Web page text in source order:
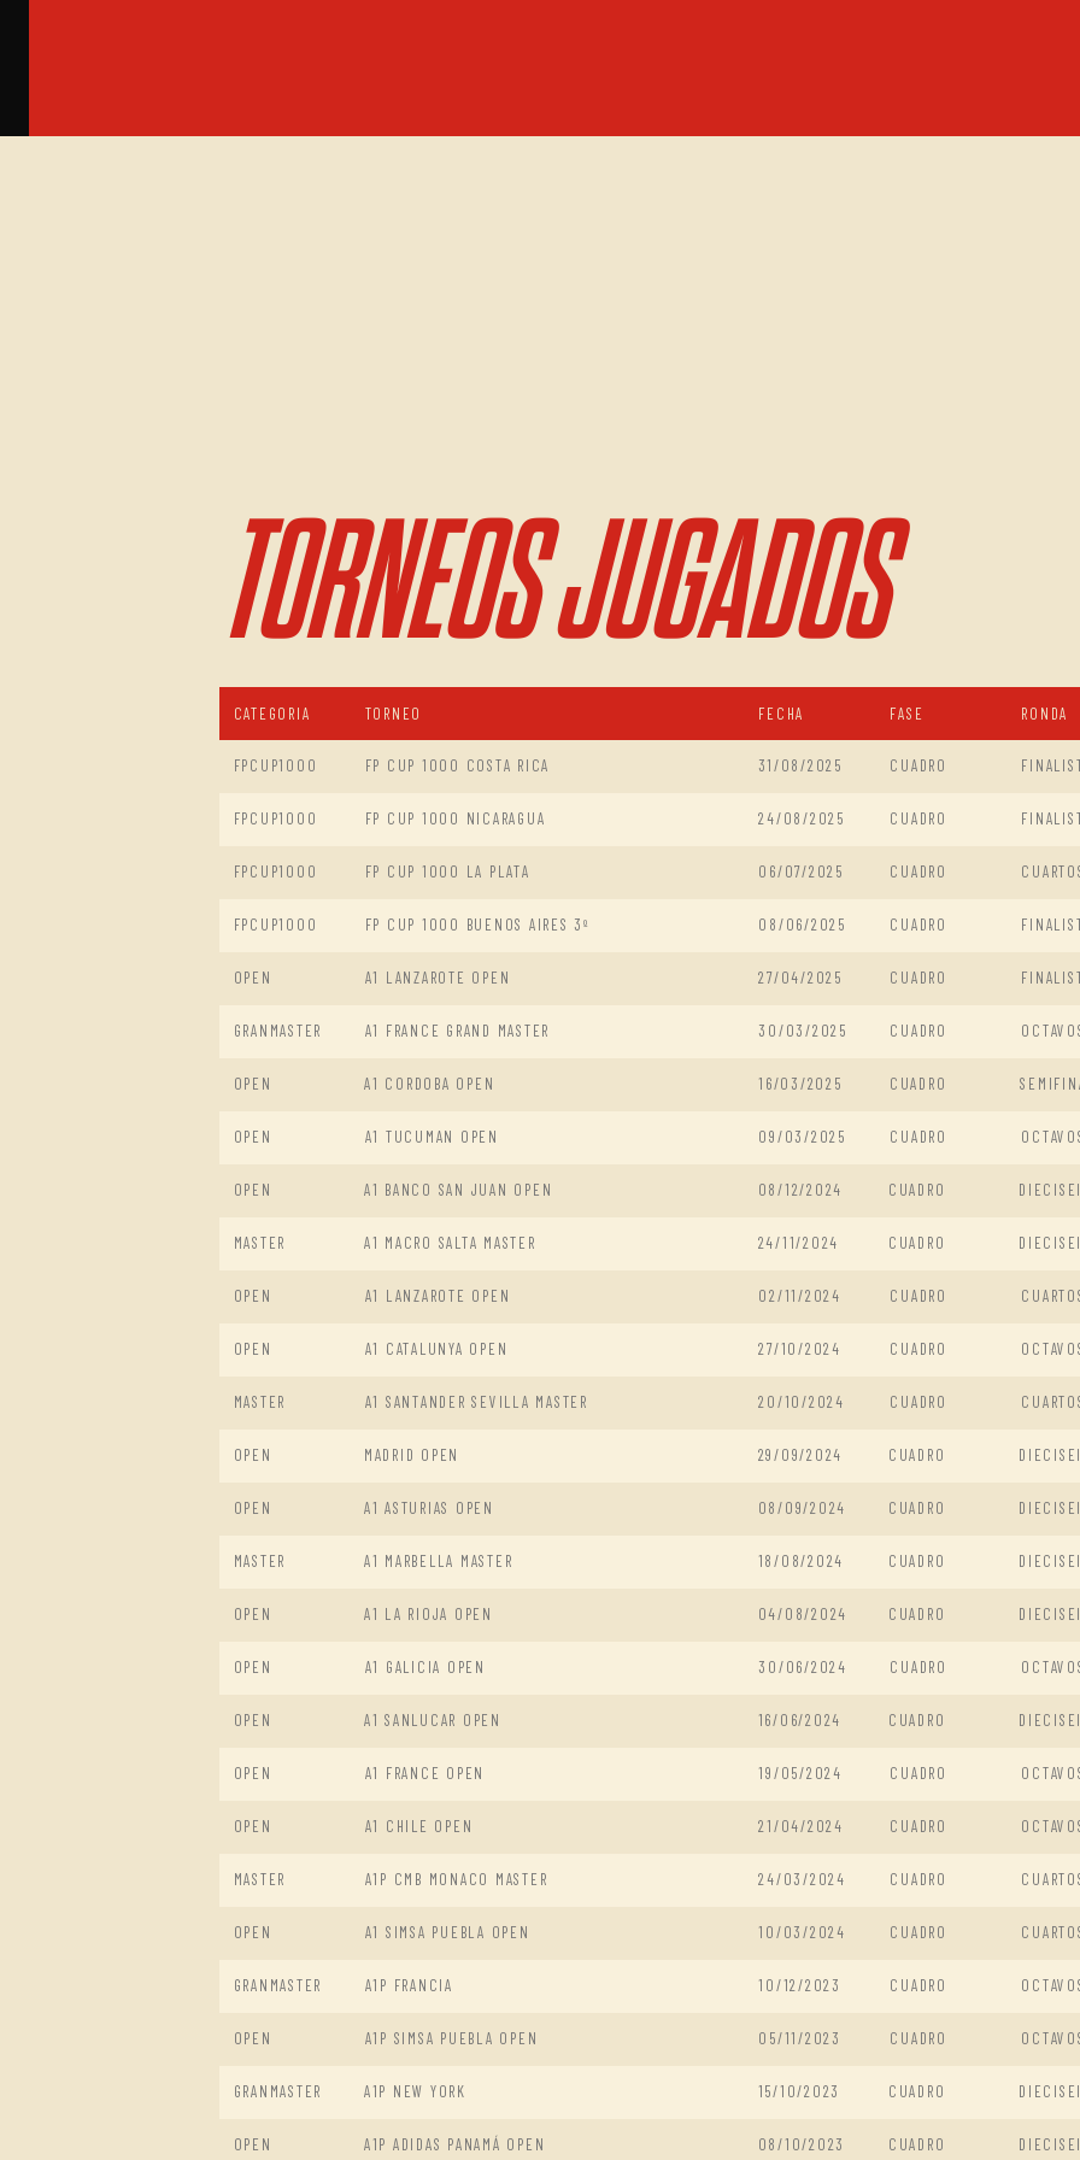
TORNEOS JUGADOS
CATEGORIA TORNEO FECHA FASE RONDA
FPCUP1000 FP CUP 1000 COSTA RICA 31/08/2025 CUADRO
FPCUP1000 FP CUP 1000 NICARAGUA 24/08/2025 CUADRO
FPCUP1000 FP CUP 1000 LA PLATA 06/07/2025 CUADRO
FPCUP1000 FP CUP 1000 BUENOS AIRES 3º 08/06/2025 CUADRO
OPEN A1 LANZAROTE OPEN 27/04/2025 CUADRO
GRANMASTER A1 FRANCE GRAND MASTER 30/03/2025 CUADRO
OPEN A1 CORDOBA OPEN 16/03/2025 CUADRO
OPEN A1 TUCUMAN OPEN 09/03/2025 CUADRO
OPEN A1 BANCO SAN JUAN OPEN 08/12/2024 CUADRO
MASTER A1 MACRO SALTA MASTER 24/11/2024 CUADRO
OPEN A1 LANZAROTE OPEN 02/11/2024 CUADRO
OPEN A1 CATALUNYA OPEN 27/10/2024 CUADRO
MASTER A1 SANTANDER SEVILLA MASTER 20/10/2024 CUADRO
OPEN MADRID OPEN 29/09/2024 CUADRO
OPEN A1 ASTURIAS OPEN 08/09/2024 CUADRO
MASTER A1 MARBELLA MASTER 18/08/2024 CUADRO
OPEN A1 LA RIOJA OPEN 04/08/2024 CUADRO
OPEN A1 GALICIA OPEN 30/06/2024 CUADRO
OPEN A1 SANLUCAR OPEN 16/06/2024 CUADRO
OPEN A1 FRANCE OPEN 19/05/2024 CUADRO
OPEN A1 CHILE OPEN 21/04/2024 CUADRO
MASTER A1P CMB MONACO MASTER 24/03/2024 CUADRO
OPEN A1 SIMSA PUEBLA OPEN 10/03/2024 CUADRO
GRANMASTER A1P FRANCIA 10/12/2023 CUADRO
OPEN A1P SIMSA PUEBLA OPEN 05/11/2023 CUADRO
GRANMASTER A1P NEW YORK 15/10/2023 CUADRO
OPEN A1P ADIDAS PANAMÁ OPEN 08/10/2023 CUADRO